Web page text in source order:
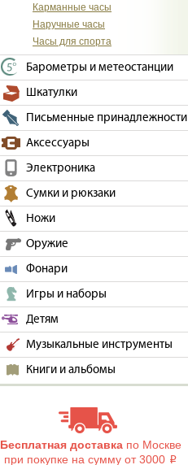
Карманные часы
Наручные часы
Часы для спорта
Барометры и метеостанции
Шкатулки
Письменные принадлежности
Аксессуары
Электроника
Сумки и рюкзаки
Ножи
Оружие
Фонари
Игры и наборы
Детям
Музыкальные инструменты
Книги и альбомы
Бесплатная доставкапо Москве
при покупке на сумму от 3000 i